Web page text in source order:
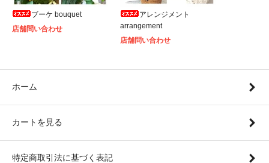
ブーケ bouquet
店舗問い合わせ
アレンジメント
arrangement
店舗問い合わせ
ホーム
カートを見る
特定商取引法に基づく表記